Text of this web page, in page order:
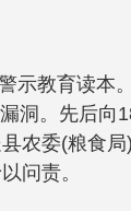
示教育读本
洞。先后向
农委(粮食
问责。